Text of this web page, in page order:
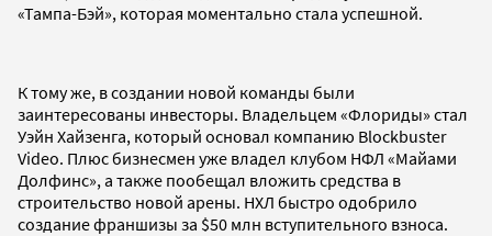
«Тампа-Бэй», которая моментально стала успешной.
К тому же, в создании новой команды были
заинтересованы инвесторы. Владельцем «Флориды» стал
Уэйн Хайзенга, который основал компанию Blockbuster
Video. Плюс бизнесмен уже владел клубом НФЛ «Майами
Долфинс», а также пообещал вложить средства в
строительство новой арены. НХЛ быстро одобрило
создание франшизы за $50 млн вступительного взноса.